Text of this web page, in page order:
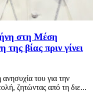
στη Μέση
βίας πριν γίνει
του για την
ζητώντας από τη διε...